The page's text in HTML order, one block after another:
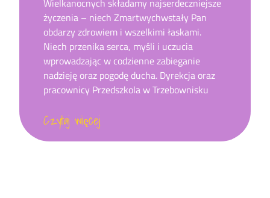
Wielkanocnych składamy najserdeczniejsze
życzenia – niech Zmartwychwstały Pan
obdarzy zdrowiem i wszelkimi łaskami.
Niech przenika serca, myśli i uczucia
wprowadzając w codzienne zabieganie
nadzieję oraz pogodę ducha. Dyrekcja oraz
pracownicy Przedszkola w Trzebownisku
Czytaj więcej